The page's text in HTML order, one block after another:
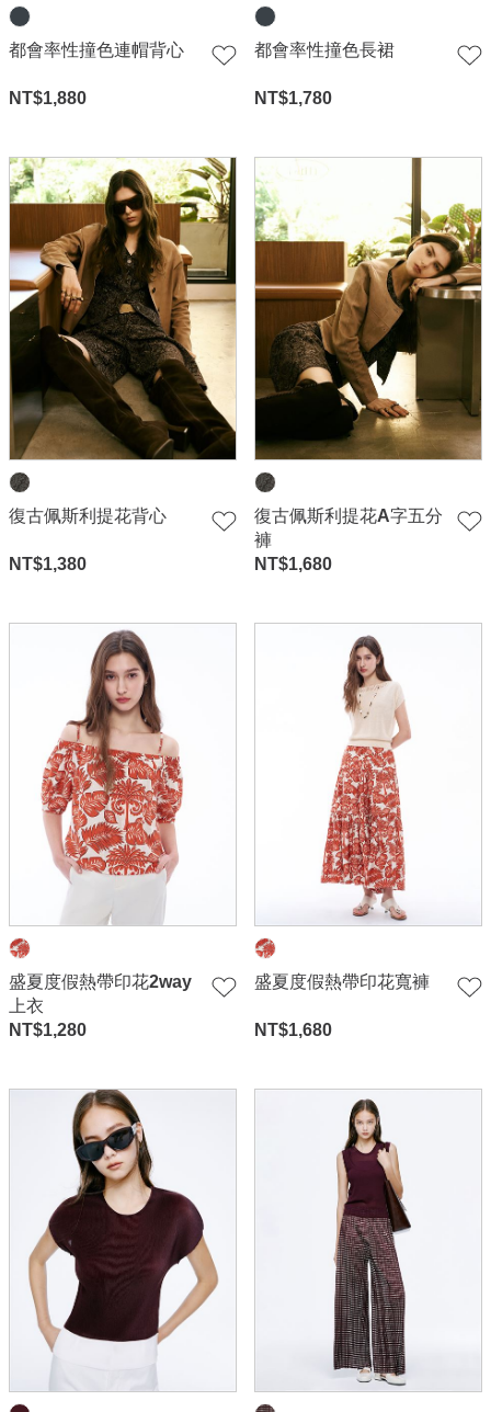
都會率性撞色連帽背心
NT$1,880
都會率性撞色長裙
NT$1,780
復古佩斯利提花背心
NT$1,380
復古佩斯利提花A字五分
褲
NT$1,680
盛夏度假熱帶印花2way
上衣
NT$1,280
盛夏度假熱帶印花寬褲
NT$1,680